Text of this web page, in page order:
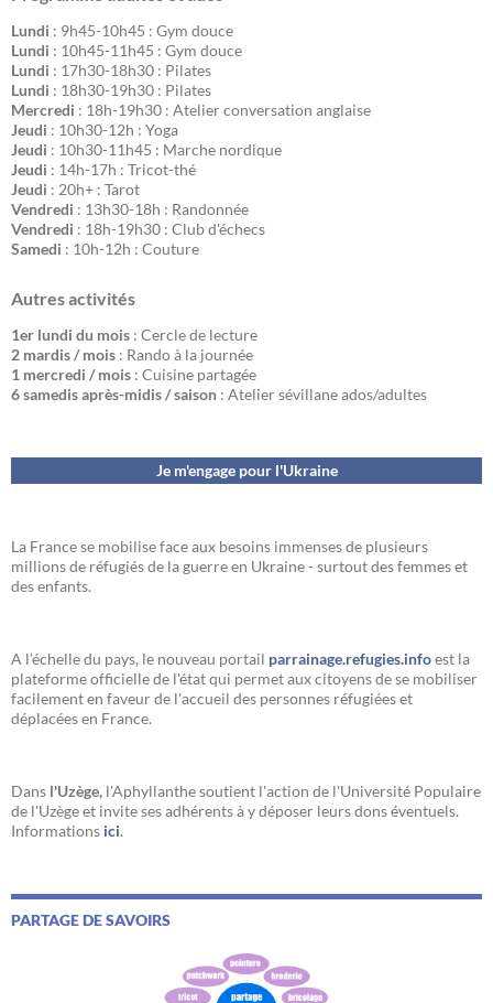
Lundi : 9h45-10h45 : Gym douce
Lundi : 10h45-11h45 : Gym douce
Lundi : 17h30-18h30 : Pilates
Lundi : 18h30-19h30 : Pilates
Mercredi : 18h-19h30 : Atelier conversation anglaise
Jeudi : 10h30-12h : Yoga
Jeudi : 10h30-11h45 : Marche nordique
Jeudi : 14h-17h : Tricot-thé
Jeudi : 20h+ : Tarot
Vendredi : 13h30-18h : Randonnée
Vendredi : 18h-19h30 : Club d'échecs
Samedi : 10h-12h : Couture
Autres activités
1er lundi du mois : Cercle de lecture
2 mardis / mois : Rando à la journée
1 mercredi / mois : Cuisine partagée
6 samedis après-midis / saison : Atelier sévillane ados/adultes
Je m'engage pour l'Ukraine
La France se mobilise face aux besoins immenses de plusieurs
millions de réfugiés de la guerre en Ukraine - surtout des femmes et
des enfants.
A l’échelle du pays, le nouveau portail parrainage.refugies.infoest la
plateforme officielle de l'état qui permet aux citoyens de se mobiliser
facilement en faveur de l'accueil des personnes réfugiées et
déplacées en France.
Dans l'Uzège, l'Aphyllanthe soutient l'action de l'Université Populaire
de l'Uzège et invite ses adhérents à y déposer leurs dons éventuels.
Informations ici.
PARTAGE DE SAVOIRS